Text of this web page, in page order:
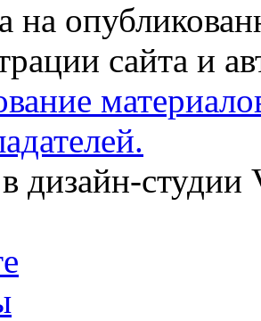
на
сайта и
дизайн-студии